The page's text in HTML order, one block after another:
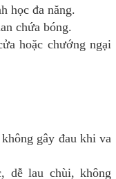
học đa năng.
chứa bóng.
hoặc chướng ngại
gây đau khi va
dễ lau chùi, không